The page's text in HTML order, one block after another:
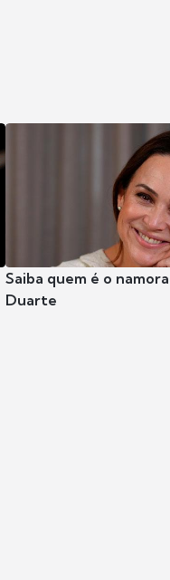
Saiba quem é o
Duarte